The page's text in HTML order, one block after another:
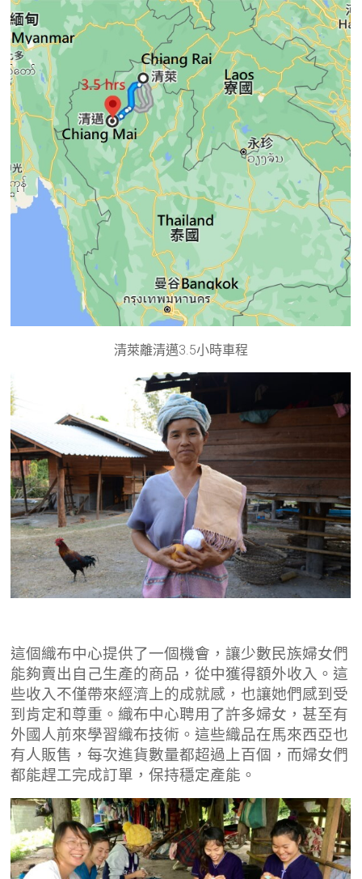
清萊離清邁3.5小時車程
這個織布中心提供了一個機會，讓少數民族婦女們
能夠賣出自己生產的商品，從中獲得額外收入。這
些收入不僅帶來經濟上的成就感，也讓她們感到受
到肯定和尊重。織布中心聘用了許多婦女，甚至有
外國人前來學習織布技術。這些織品在馬來西亞也
有人販售，每次進貨數量都超過上百個，而婦女們
都能趕工完成訂單，保持穩定產能。